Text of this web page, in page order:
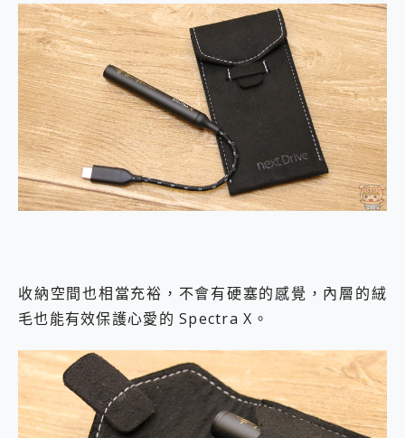
收納空間也相當充裕，不會有硬塞的感覺，內層的絨
毛也能有效保護心愛的 Spectra X。